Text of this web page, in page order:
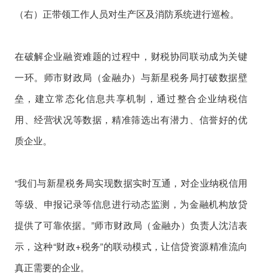
（右）正带领工作人员对生产区及消防系统进行巡检。
在破解企业融资难题的过程中，财税协同联动成为关键
一环。师市财政局（金融办）与新星税务局打破数据壁
垒，建立常态化信息共享机制，通过整合企业纳税信
用、经营状况等数据，精准筛选出有潜力、信誉好的优
质企业。
“我们与新星税务局实现数据实时互通，对企业纳税信用
等级、申报记录等信息进行动态监测，为金融机构放贷
提供了可靠依据。”师市财政局（金融办）负责人沈洁表
示，这种“财政+税务”的联动模式，让信贷资源精准流向
真正需要的企业。